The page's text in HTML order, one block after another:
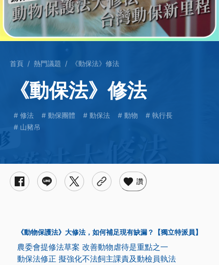
首頁 熱門議題 《動保法》修法
《動保法》修法
修法 動保團體 動保法 動物
執行長
山豬吊
讚
《動物保護法》大修法，如何補足現有缺漏？【獨立特派員】
農委會提修法草案 改善動物虐待是重點之一
動保法修正 擬強化不法飼主課責及動檢員執法